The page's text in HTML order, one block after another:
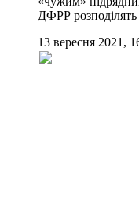
ДФРР розподілять
13 вересня 2021,